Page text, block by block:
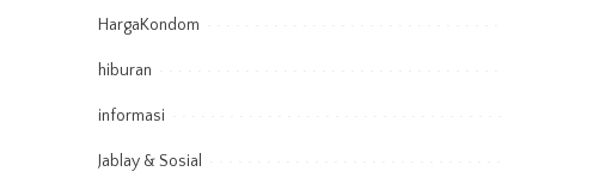
HargaKondom
hiburan
informasi
Jablay & Sosial